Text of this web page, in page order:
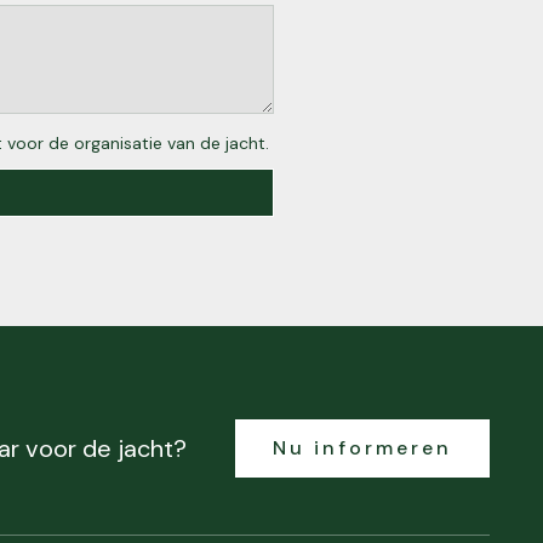
de organisatie van de jacht.
voor de jacht? Nu informeren